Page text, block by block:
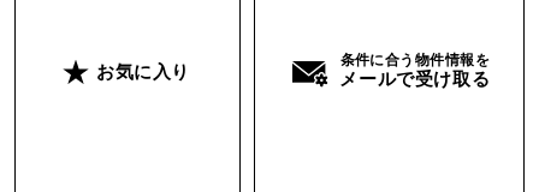
お気に入り
条件に合う物件情報を
メールで受け取る